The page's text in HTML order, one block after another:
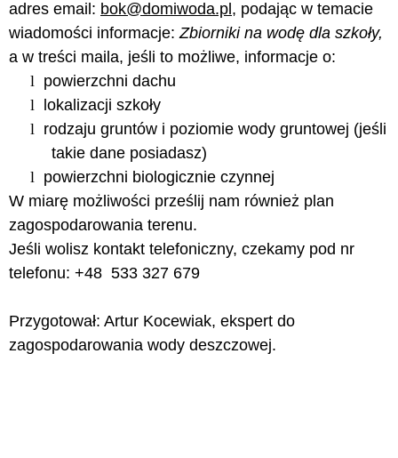
adres email: bok@domiwoda.pl , podając w temacie
wiadomości informacje:Zbiorniki na wodę dla szkoły,
a w treści maila, jeśli to możliwe, informacje o:
l powierzchni dachu
l
lokalizacji szkoły
l rodzaju gruntów i poziomie wody gruntowej (jeśli
takie dane posiadasz)
l powierzchni biologicznie czynnej
W miarę możliwości prześlij nam również plan
zagospodarowania terenu.
Jeśli wolisz kontakt telefoniczny, czekamy pod nr
telefonu: +48 533 327 679
Przygotował: Artur Kocewiak, ekspert do
zagospodarowania wody deszczowej.